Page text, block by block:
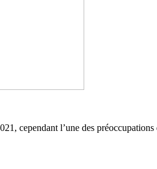
cependant l’une des